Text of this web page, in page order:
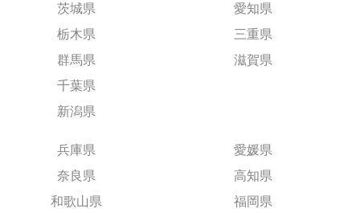
茨城県
栃木県
群馬県
千葉県
新潟県
愛知県
三重県
滋賀県
兵庫県
奈良県
和歌山県
愛媛県
高知県
福岡県